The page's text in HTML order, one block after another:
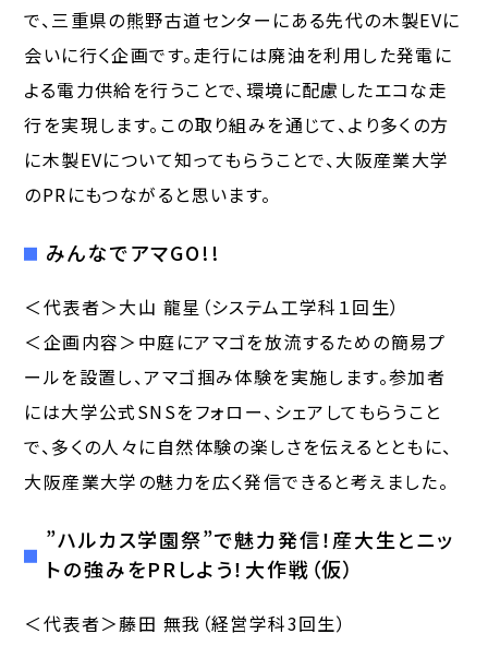
で、三重県の熊野古道センターにある先代の木製EVに
会いに行く企画です。走行には廃油を利用した発電に
よる電力供給を行うことで、環境に配慮したエコな走
行を実現します。この取り組みを通じて、より多くの方
に木製EVについて知ってもらうことで、大阪産業大学
のPRにもつながると思います。
みんなでアマGO!!
＜代表者＞大山 龍星（システム工学科１回生）
＜企画内容＞中庭にアマゴを放流するための簡易プ
ールを設置し、アマゴ掴み体験を実施します。参加者
には大学公式SNSをフォロー、シェアしてもらうこと
で、多くの人々に自然体験の楽しさを伝えるとともに、
大阪産業大学の魅力を広く発信できると考えました。
”ハルカス学園祭”で魅力発信！産大生とニッ
トの強みをPRしよう！大作戦（仮）
＜代表者＞藤田 無我（経営学科3回生）